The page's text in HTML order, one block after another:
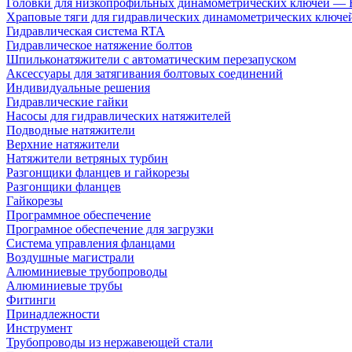
Головки для низкопрофильных динамометрических ключей —
Храповые тяги для гидравлических динамометрических
Гидравлическая система RTA
Гидравлическое натяжение болтов
Шпильконатяжители с автоматическим перезапуском
Аксессуары для затягивания болтовых соединений
Индивидуальные решения
Гидравлические гайки
Насосы для гидравлических натяжителей
Подводные натяжители
Верхние натяжители
Натяжители ветряных турбин
Разгонщики фланцев и гайкорезы
Разгонщики фланцев
Гайкорезы
Программное обеспечение
Програмное обеспечение для загрузки
Система управления фланцами
Воздушные магистрали
Алюминиевые трубопроводы
Алюминиевые трубы
Фитинги
Принадлежности
Инструмент
Трубопроводы из нержавеющей стали